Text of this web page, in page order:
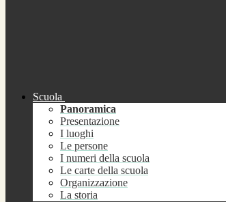
Scuola
Panoramica
Presentazione
I luoghi
Le persone
I numeri della scuola
Le carte della scuola
Organizzazione
La storia